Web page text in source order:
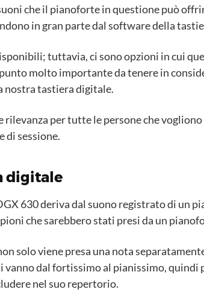
che il pianoforte in questione può
in gran parte dal software della
tuttavia, ci sono opzioni in cui
molto importante da tenere in
nostra tastiera digitale.
per tutte le persone che
di sessione.
digitale
630 deriva dal suono registrato di un
che sarebbero stati presi da un
solo viene presa una nota
dal fortissimo al pianissimo, quindi
nel suo repertorio.